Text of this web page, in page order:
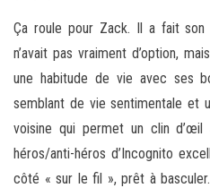
Ça roule pour Zack. Il a fait son
n’avait pas vraiment d’option,
une habitude de vie avec ses
semblant de vie sentimentale et
voisine qui permet un clin d’œil
héros/anti-héros d’Incognito
côté « sur le fil », prêt à